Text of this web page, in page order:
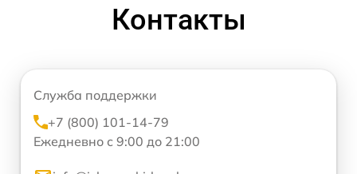
Контакты
Служба поддержки
+7 (800) 101-14-79
Ежедневно с 9:00 до 21:00